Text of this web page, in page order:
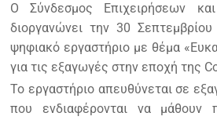
Ο Σύνδεσμος Επιχειρήσεων
διοργανώνει την 30
ψηφιακό εργαστήριο με θέμα
για τις εξαγωγές στην εποχή της
Το εργαστήριο απευθύνεται σε
που ενδιαφέρονται να μάθουν